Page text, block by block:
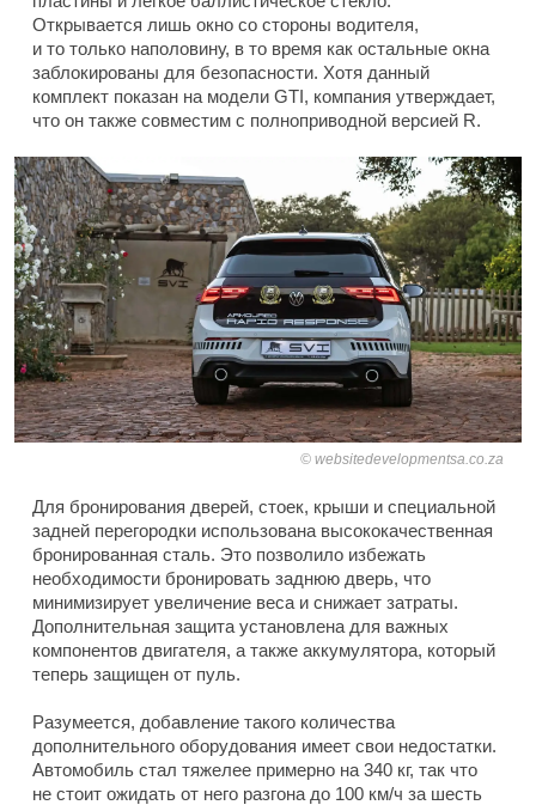
Открывается лишь окно со стороны водителя,
и то только наполовину, в то время как остальные окна
заблокированы для безопасности. Хотя данный
комплект показан на модели GTI, компания утверждает,
что он также совместим с полноприводной версией R.
websitedevelopmentsa.co.za
Для бронирования дверей, стоек, крыши и специальной
задней перегородки использована высококачественная
бронированная сталь. Это позволило избежать
необходимости бронировать заднюю дверь, что
минимизирует увеличение веса и снижает затраты.
Дополнительная защита установлена для важных
компонентов двигателя, а также аккумулятора, который
теперь защищен от пуль.
Разумеется, добавление такого количества
дополнительного оборудования имеет свои недостатки.
Автомобиль стал тяжелее примерно на 340 кг, так что
не стоит ожидать от него разгона до 100 км/ч за шесть